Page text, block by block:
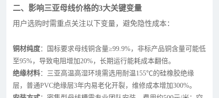
二、影响三亚母线价格的3大关键变量
用户选购时需重点关注以下变量，避免隐性成本：
铜材纯度：国标要求母线铜含量≥99.9%，非标产品铜含量可能低
至95%，导致电阻增加20%，长期运行能耗成本翻倍。
绝缘材料：三亚高温高湿环境需选用耐温155℃的硅橡胶绝缘
层，普通PVC绝缘层3年内易老化开裂，维修成本增加300%。